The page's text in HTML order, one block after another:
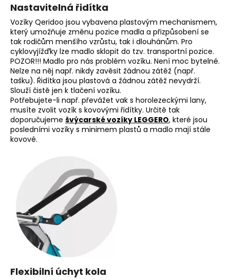
Nastavitelná řidítka
Vozíky Qeridoo jsou vybavena plastovým mechanismem,
který umožňuje změnu pozice madla a přizpůsobení se
tak rodičům menšího vzrůstu, tak i dlouhánům. Pro
cyklovyjížďky lze madlo sklopit do tzv. transportní pozice.
POZOR!!! Madlo pro nás problém vozíku. Není moc bytelné.
Nelze na něj např. nikdy zavěsit žádnou zátěž (např.
tašku). Řidítka jsou plastová a žádnou zátěž nevydrží.
Slouží čistě jen k tlačení vozíku.
Potřebujete-li např. převážet vak s horolezeckými lany,
musíte zvolit vozík s kovovými řidítky. Určitě tak
doporučujeme švýcarské vozíky LEGGERO, které jsou
posledními vozíky s minimem plastů a madlo mají stále
kovové.
Flexibilní úchyt kola